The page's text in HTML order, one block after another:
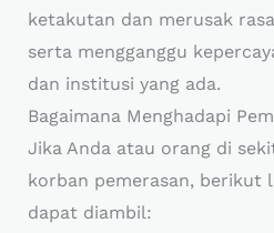
ketakutan dan merusak
serta mengganggu
dan institusi yang ada.
Bagaimana Menghadapi
Jika Anda atau orang di
korban pemerasan, berikut
dapat diambil: